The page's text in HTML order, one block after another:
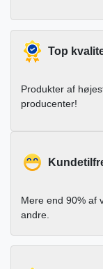
Top
Produkter af
producenter!
Mere end 90% af
andre.